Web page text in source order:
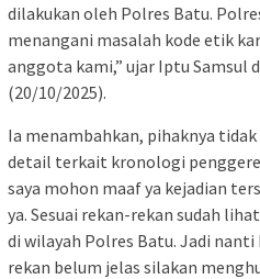
dilakukan oleh Polres Batu.
menangani masalah kode etik
anggota kami,” ujar Iptu Samsul
(20/10/2025).
Ia menambahkan, pihaknya
detail terkait kronologi
saya mohon maaf ya kejadian
ya. Sesuai rekan-rekan sudah
di wilayah Polres Batu. Jadi nanti
rekan belum jelas silakan